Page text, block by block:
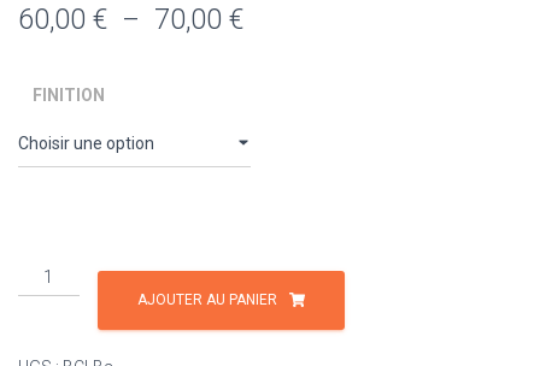
60,00 € – 70,00 €Plage
60,00 €
FINITION
quantité
de
AJOUTER AU PANIER